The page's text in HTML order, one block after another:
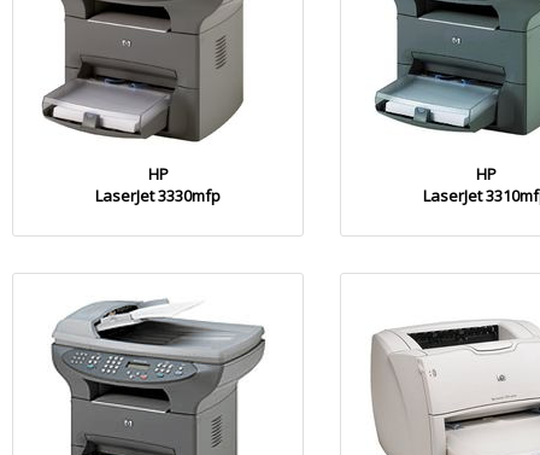
HP
LaserJet 3330mfp
HP
LaserJet